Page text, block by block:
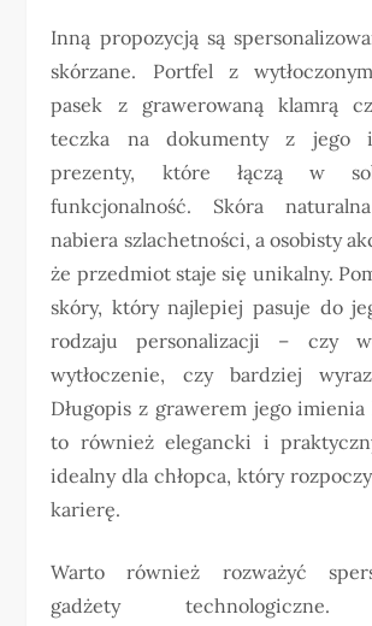
Inną propozycją są
skórzane. Portfel z
pasek z grawerowaną klamrą
teczka na dokumenty z jego
prezenty, które łączą w
funkcjonalność. Skóra
nabiera szlachetności, a osobisty
że przedmiot staje się unikalny.
skóry, który najlepiej pasuje do
rodzaju personalizacji – czy
wytłoczenie, czy bardziej
Długopis z grawerem jego
to również elegancki i
idealny dla chłopca, który
karierę.
Warto również rozważyć
gadżety technologiczne.